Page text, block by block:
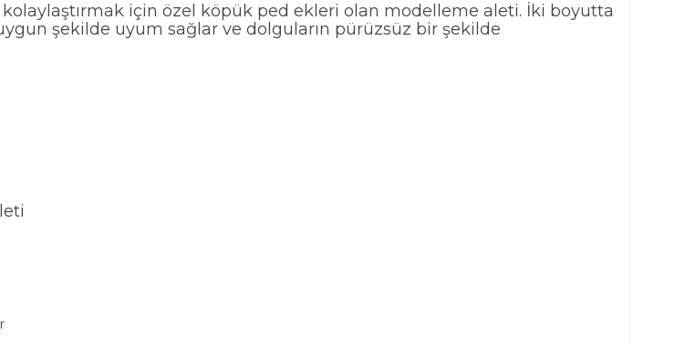
için özel köpük ped ekleri olan modelleme aleti. İki boyutta
şekilde uyum sağlar ve dolguların pürüzsüz bir şekilde